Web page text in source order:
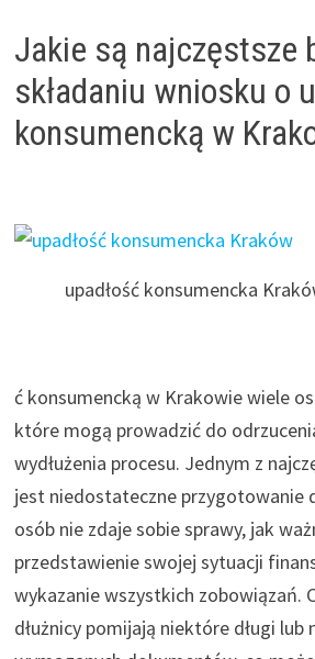
Jakie są najczęstsze
składaniu wniosku o
konsumencką w
upadłość konsumencka
ć konsumencką w Krakowie wiele
które mogą prowadzić do
wydłużenia procesu. Jednym z
jest niedostateczne przygotowanie
osób nie zdaje sobie sprawy, jak
przedstawienie swojej sytuacji
wykazanie wszystkich zobowiązań.
dłużnicy pomijają niektóre długi lub